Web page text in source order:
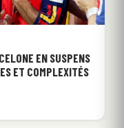
EN SUSPENS
ET COMPLEXITÉS